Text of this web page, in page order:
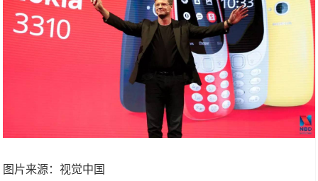
图片来源：视觉中国